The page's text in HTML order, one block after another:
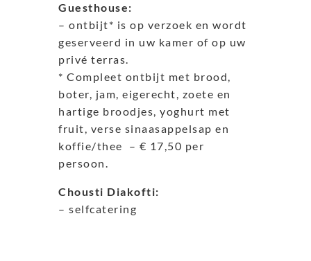
Guesthouse:
– ontbijt* is op verzoek en wordt
geserveerd in uw kamer of op uw
privé terras.
* Compleet ontbijt met brood,
boter, jam, eigerecht, zoete en
hartige broodjes, yoghurt met
fruit, verse sinaasappelsap en
koffie/thee – € 17,50 per
persoon.
Chousti Diakofti:
– selfcatering